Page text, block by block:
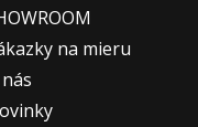
na mieru